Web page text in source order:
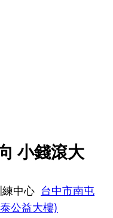
小錢滾大
中心 台中市南屯
公益大樓)